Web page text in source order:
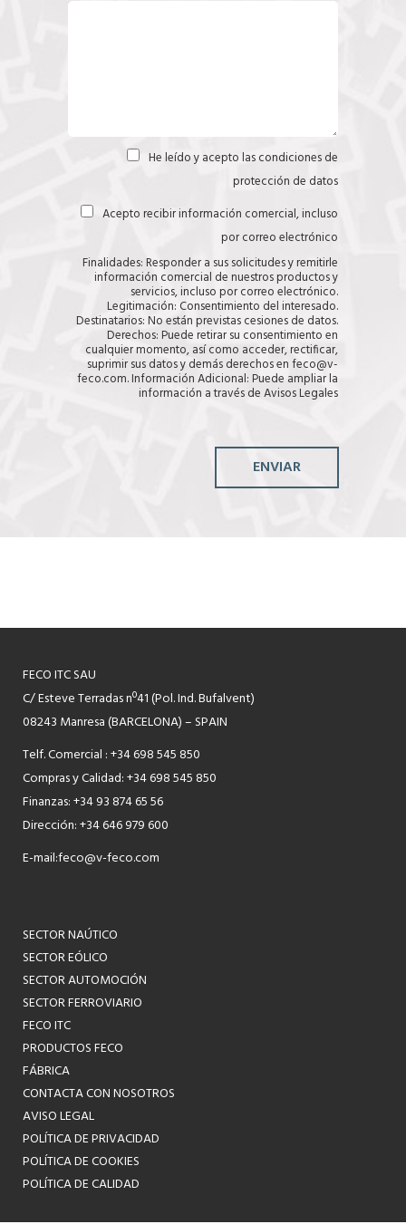
He leído y acepto lascondiciones de
protección de datos
Acepto recibir información comercial, incluso
por correo electrónico
Finalidades: Responder a sus solicitudes y remitirle
información comercial de nuestros productos y
servicios, incluso por correo electrónico.
Legitimación: Consentimiento del interesado.
Destinatarios: No están previstas cesiones de datos.
Derechos: Puede retirar su consentimiento en
cualquier momento, así como acceder, rectificar,
suprimir sus datos y demás derechos en feco@v-
feco.com. Información Adicional: Puede ampliar la
información a través deAvisos Legales
ENVIAR
FECO ITC SAU
C/ Esteve Terradas nº41 (Pol. Ind. Bufalvent)
08243 Manresa (BARCELONA) – SPAIN
Telf. Comercial : +34 698 545 850
Compras y Calidad: +34 698 545 850
Finanzas: +34 93 874 65 56
Dirección: +34 646 979 600
E-mail:feco@v-feco.com
SECTOR NAÚTICO
SECTOR EÓLICO
SECTOR AUTOMOCIÓN
SECTOR FERROVIARIO
FECO ITC
PRODUCTOS FECO
FÁBRICA
CONTACTA CON NOSOTROS
AVISO LEGAL
POLÍTICA DE PRIVACIDAD
POLÍTICA DE COOKIES
POLÍTICA DE CALIDAD